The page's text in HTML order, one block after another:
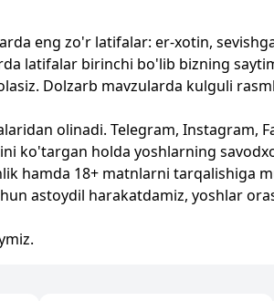
eng zo'r latifalar: er-xotin,
latifalar birinchi bo'lib bizning
Dolzarb mavzularda kulguli
olinadi. Telegram, Instagram,
ko'targan holda yoshlarning
hamda 18+ matnlarni tarqalishiga
astoydil harakatdamiz, yoshlar